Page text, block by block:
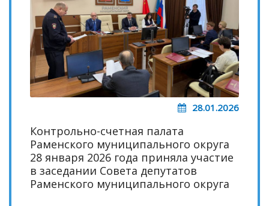
28.01.2026
Контрольно-счетная палата
Раменского муниципального округа
28 января 2026 года приняла участие
в заседании Совета депутатов
Раменского муниципального округа